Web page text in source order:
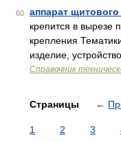
60 аппарат
крепится в вырезе
крепления
изделие,
Справочник
Страницы ←
1 2 3